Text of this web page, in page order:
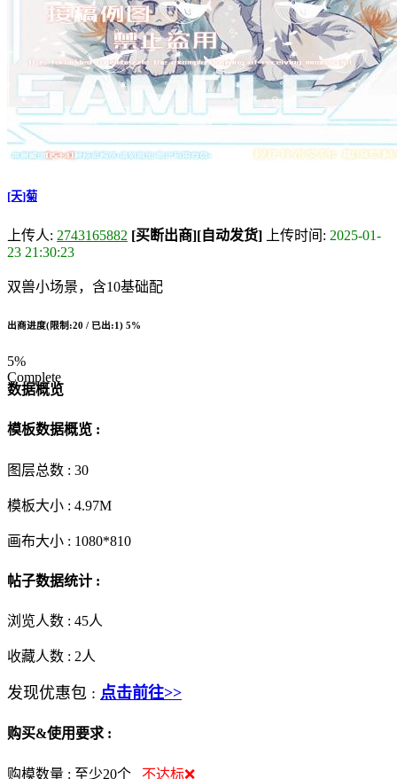
[天]菊
上传人: 2743165882 [买断出商][自动发货] 上传时间: 2025-01-
23 21:30:23
双兽小场景，含10基础配
出商进度(限制:20 / 已出:1) 5%
5%
Complete
数据概览
模板数据概览 :
图层总数 : 30
模板大小 : 4.97M
画布大小 : 1080*810
帖子数据统计 :
浏览人数 : 45人
收藏人数 : 2人
发现优惠包 : 点击前往>>
购买&使用要求 :
购模数量 : 至少20个 不达标❌